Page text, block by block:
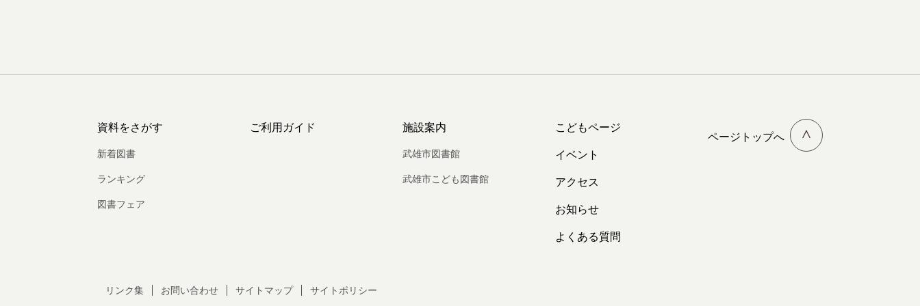
資料をさがす
新着図書
ランキング
図書フェア
ご利用ガイド 施設案内
武雄市図書館
武雄市こども図書館
こどもページ
イベント
アクセス
お知らせ
よくある質問
ページトップへ
リンク集 お問い合わせ サイトマップ サイトポリシー